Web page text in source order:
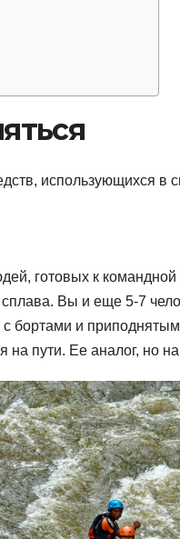
использующихся в
готовых к
Вы и еще 5-7
бортами и
на пути. Ее аналог, но